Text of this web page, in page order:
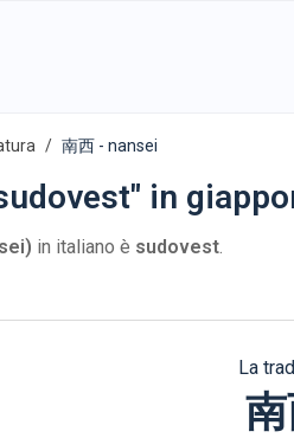
南西 - nansei
in
in italiano è sudovest.
La